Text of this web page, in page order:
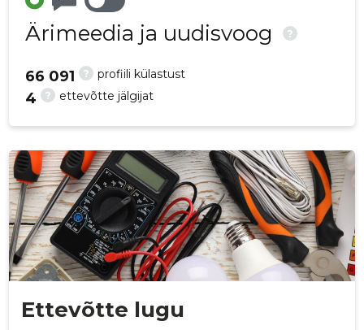
Ärimeedia ja uudisvoog ?
? profiili külastust
66 091
? ettevõtte jälgijat
4
Ettevõtte lugu